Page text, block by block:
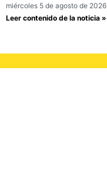
miércoles 5 de agosto de 2026
Leer contenido de la noticia »